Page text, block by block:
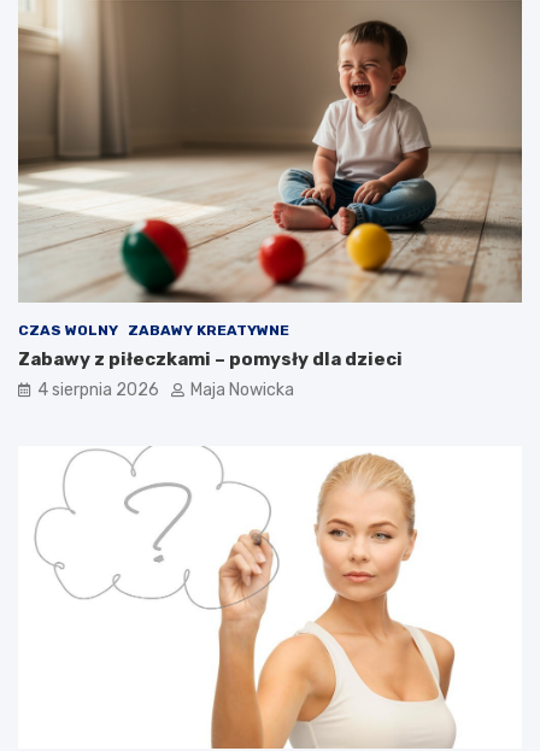
CZAS WOLNY ZABAWY KREATYWNE
Zabawy z piłeczkami – pomysły dla dzieci
4 sierpnia 2026 Maja Nowicka